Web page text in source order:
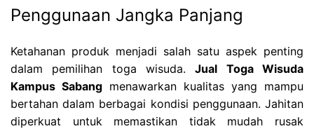
Penggunaan Jangka Panjang
Ketahanan produk menjadi salah satu aspek penting
dalam pemilihan toga wisuda.Jual Toga Wisuda
Kampus Sabang menawarkan kualitas yang mampu
bertahan dalam berbagai kondisi penggunaan. Jahitan
diperkuat untuk memastikan tidak mudah rusak